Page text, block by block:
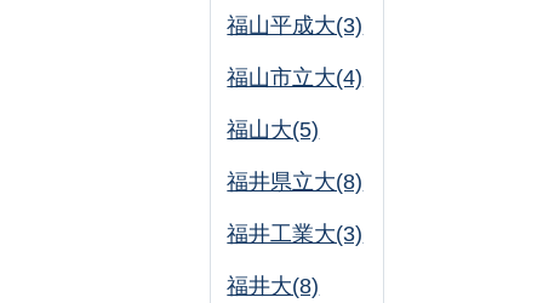
福山平成大(3)
福山市立大(4)
福山大(5)
福井県立大(8)
福井工業大(3)
福井大(8)